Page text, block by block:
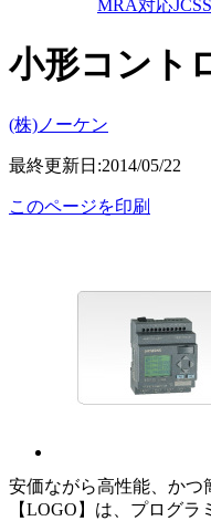
MRA対応
小形コント
(株)ノーケン
最終更新日:2014/05/22
このページを印刷
安価ながら高性能、かつ
【LOGO】は、プログ